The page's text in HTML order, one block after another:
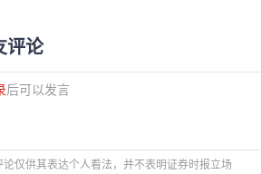
评论
后可以发言
论仅供其表达个人看法，并不表明证券时报立场